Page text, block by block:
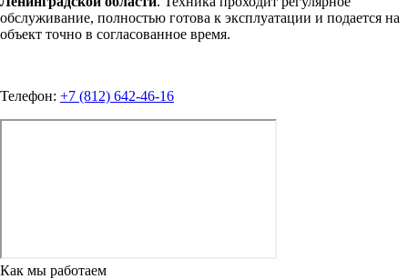
обслуживание, полностью готова к эксплуатации и подается на
объект точно в согласованное время.
Телефон: +7 (812) 642-46-16
Как мы работаем